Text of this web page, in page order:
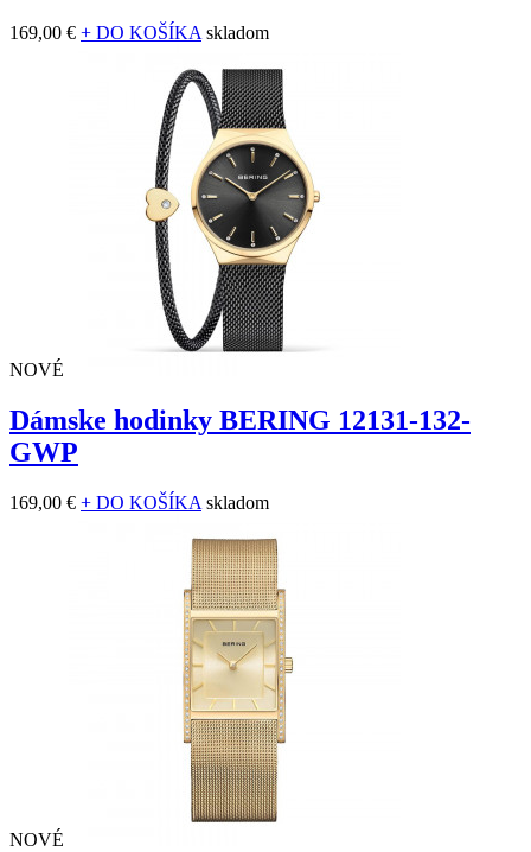
169,00 € + DO KOŠÍKA skladom
NOVÉ
Dámske hodinky BERING 12131-132-
GWP
169,00 € + DO KOŠÍKA skladom
NOVÉ